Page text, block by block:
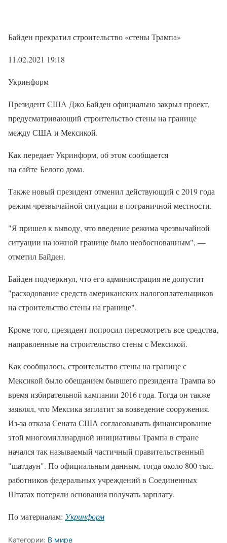
Байден прекратил строительство «стены Трампа»
11.02.2021 19:18
Укринформ
Президент США Джо Байден официально закрыл проект,
предусматривающий строительство стены на границе
между США и Мексикой.
Как передает Укринформ, об этом сообщается
на сайте Белого дома.
Также новый президент отменил действующий с 2019 года
режим чрезвычайной ситуации в пограничной местности.
"Я пришел к выводу, что введение режима чрезвычайной
ситуации на южной границе было необоснованным", —
отметил Байден.
Байден подчеркнул, что его администрация не допустит
"расходование средств американских налогоплательщиков
на строительство стены на границе".
Кроме того, президент попросил пересмотреть все средства,
направленные на строительство стены с Мексикой.
Как сообщалось, строительство стены на границе с
Мексикой было обещанием бывшего президента Трампа во
время избирательной кампании 2016 года. Тогда он также
заявлял, что Мексика заплатит за возведение сооружения.
Из-за отказа Сената США согласовывать финансирование
этой многомиллиардной инициативы Трампа в стране
начался так называемый частичный правительственный
"шатдаун". По официальным данным, тогда около 800 тыс.
работников федеральных учреждений в Соединенных
Штатах потеряли основания получать зарплату.
По материалам: Укринформ
Категории: В мире